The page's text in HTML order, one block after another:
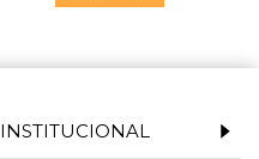
INSTITUCIONAL